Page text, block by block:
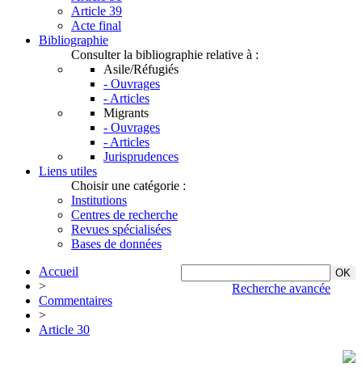
Article 39
Acte final
Bibliographie
Consulter la bibliographie relative à :
Asile/Réfugiés
- Ouvrages
- Articles
Migrants
- Ouvrages
- Articles
Jurisprudences
Liens utiles
Choisir une catégorie :
Institutions
Centres de recherche
Revues spécialisées
Bases de données
Recherche avancée
Accueil
>
Commentaires
>
Article 30